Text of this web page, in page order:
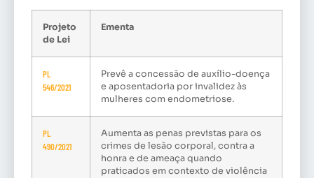
Projeto
de Lei
Ementa
PL
546/2021
Prevê a concessão de auxílio-doença
e aposentadoria por invalidez às
mulheres com endometriose.
PL
490/2021
Aumenta as penas previstas para os
crimes de lesão corporal, contra a
honra e de ameaça quando
praticados em contexto de violência